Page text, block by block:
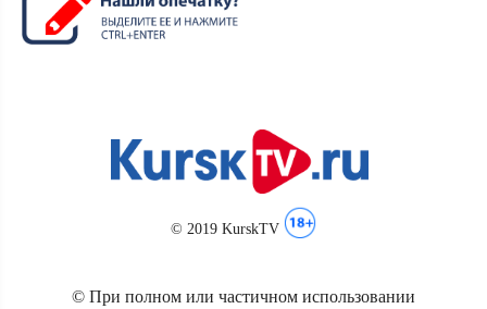
© 2019 KurskTV
© При полном или частичном использовании